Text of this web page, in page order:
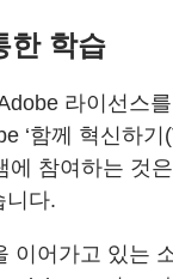
한 학습
라이선스
‘함께 혁신하기
에 참여하는 것
니다.
이어가고 있는